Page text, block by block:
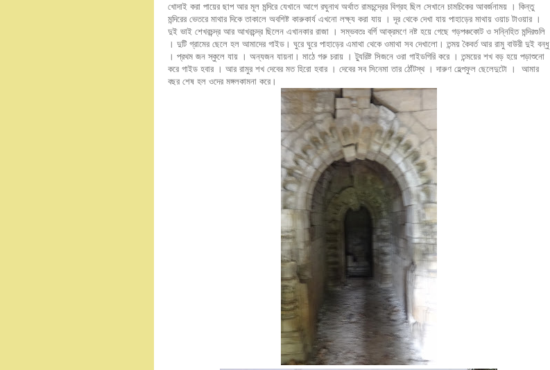
খোদাই করা পায়ের ছাপ আর মূল মন্দিরে যেখানে আগে রঘুনাথ অর্থাত রামচন্দ্রের বিগ্রহ ছিল সেখানে চামচিকের আবর্জনাময় । কিন্তু
মন্দিরের ভেতরে মাথার দিকে তাকালে অবশিষ্ট কারুকার্য এখনো লক্ষ্য করা যায় । দূর থেকে দেখা যায় পাহাড়ের মাথায় ওয়াচ টাওয়ার ।
দুই ভাই শেখরচন্দ্র আর আখরচন্দ্র ছিলেন এখানকার রাজা । সম্ভবতঃ বর্গি আক্রমণে নষ্ট হয়ে গেছে গড়পঞ্চকোট ও সন্নিহিত মন্দিরগুলি
। দুটি গ্রামের ছেলে হল আমাদের গাইড। ঘুরে ঘুরে পাহাড়ের এমাথা থেকে ওমাথা সব দেখালো। তন্ময় কৈবর্ত আর রামু বাউরী দুই বন্ধু
। প্রথম জন স্কুলে যায় । অন্যজন যায়না। মাঠে গরু চরায় । ট্যুরিষ্ট সিজনে ওরা গাইডগিরি করে । তন্ময়ের শখ বড় হয়ে পড়াশুনো
করে গাইড হবার । আর রামুর শখ দেবের মত হিরো হবার । দেবের সব সিনেমা তার ঠোঁটস্থ । দারুণ হেল্পফুল ছেলেদুটো । আমার
বছর শেষ হল ওদের মঙ্গলকামনা করে।